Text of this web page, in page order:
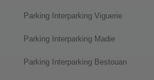
Parking Interparking Viguerie
Parking Interparking Madie
Parking Interparking Bestouan